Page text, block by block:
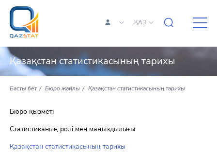
ҚАЗ
Қазақстан статистикасының тарихы
Басты бет Бюро жайлы Қазақстан статистикасының тарихы
Бюро қызметі
Статистиканың ролі мен маңыздылығы
Қазақстан статистикасының тарихы